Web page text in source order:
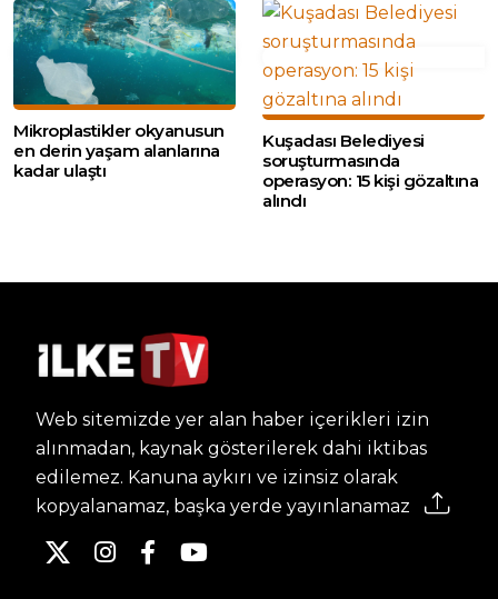
Mikroplastikler okyanusun
en derin yaşam alanlarına
kadar ulaştı
Kuşadası Belediyesi
soruşturmasında
operasyon: 15 kişi gözaltına
alındı
Web sitemizde yer alan haber içerikleri izin
alınmadan, kaynak gösterilerek dahi iktibas
edilemez. Kanuna aykırı ve izinsiz olarak
kopyalanamaz, başka yerde yayınlanamaz.